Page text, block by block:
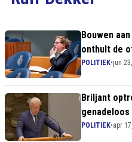
Bouwen
onthult de
het Rijk
POLITIEK•jun
Briljant
mythe van
POLITIEK•apr